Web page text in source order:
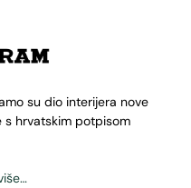
su dio interijera nove
s hrvatskim potpisom